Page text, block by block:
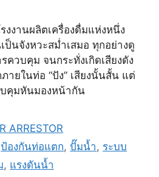
งงานผลิตเครื่องดื่มแห่งหนึ่ง
ป็นจังหวะสม่ำเสมอ ทุกอย่างดู
ควบคุม จนกระทั่งเกิดเสียงดัง
ายในท่อ “ปัง” เสียงนั้นสั้น แต่
คุมหันมองหน้ากัน
ARRESTOR
ป้องกันท่อแตก,ปั๊มน้ำ, ระบบ
, แรงดันน้ำ